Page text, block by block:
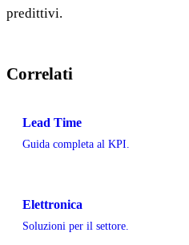
predittivi.
Correlati
Lead Time
Guida completa al KPI.
Elettronica
Soluzioni per il settore.